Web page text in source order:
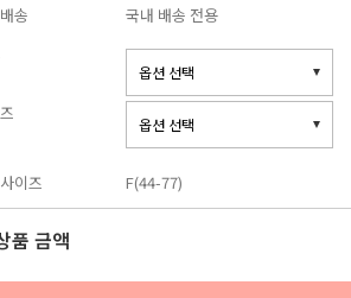
송
국내 배송 전용
이즈 F(44-77)
품 금액